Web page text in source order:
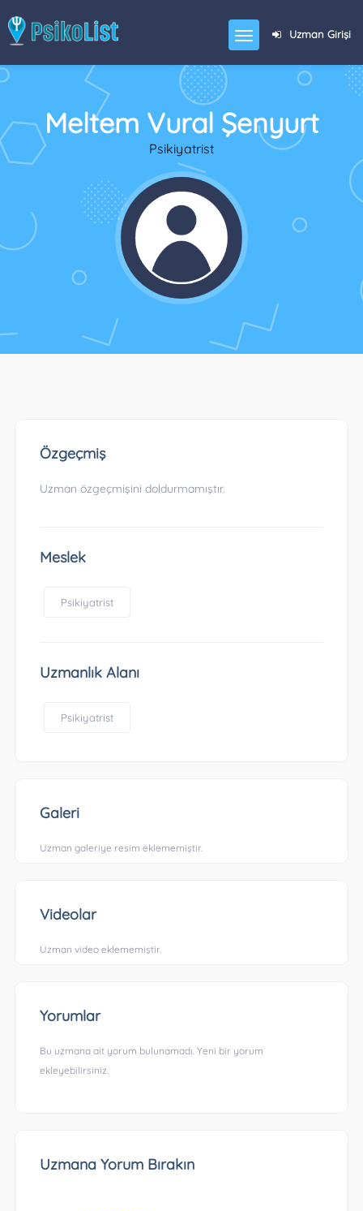
Uzman Girişi
Meltem Vural Şenyurt
Psikiyatrist
Özgeçmiş
Uzman özgeçmişini doldurmamıştır.
Meslek
Psikiyatrist
Uzmanlık Alanı
Psikiyatrist
Galeri
Uzman galeriye resim eklememiştir.
Videolar
Uzman video eklememiştir.
Yorumlar
Bu uzmana ait yorum bulunamadı. Yeni bir yorum
ekleyebilirsiniz.
Uzmana Yorum Bırakın